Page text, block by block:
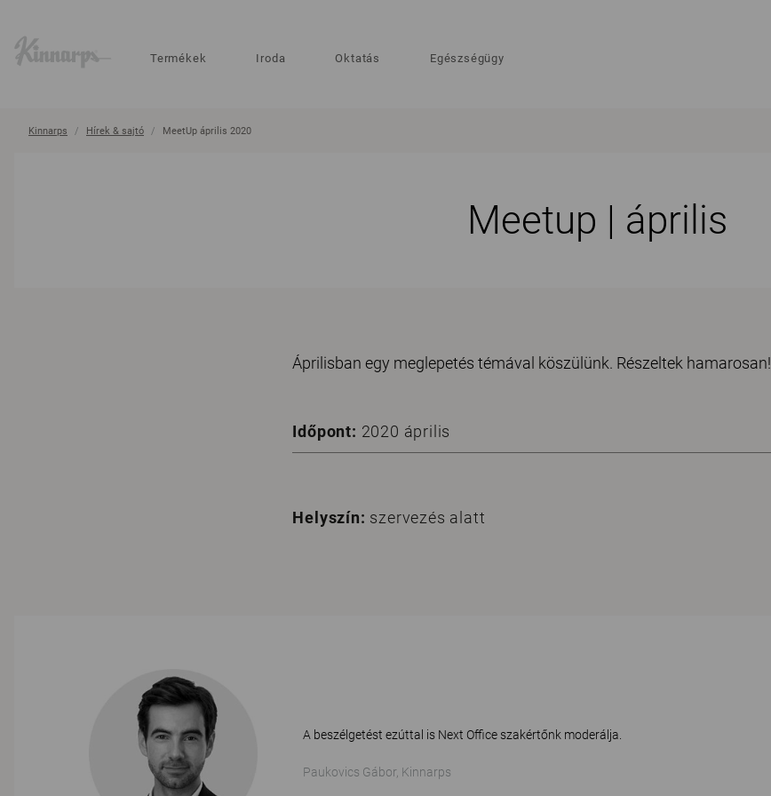
Termékek Iroda Oktatás Egészségügy
Kinnarps Hírek & sajtó MeetUp április 2020
Meetup | április
Áprilisban egy meglepetés témával köszülünk. Részeltek hamarosan!
Időpont: 2020 április
Helyszín: szervezés alatt
A beszélgetést ezúttal is Next Office szakértőnk moderálja.
Paukovics Gábor, Kinnarps